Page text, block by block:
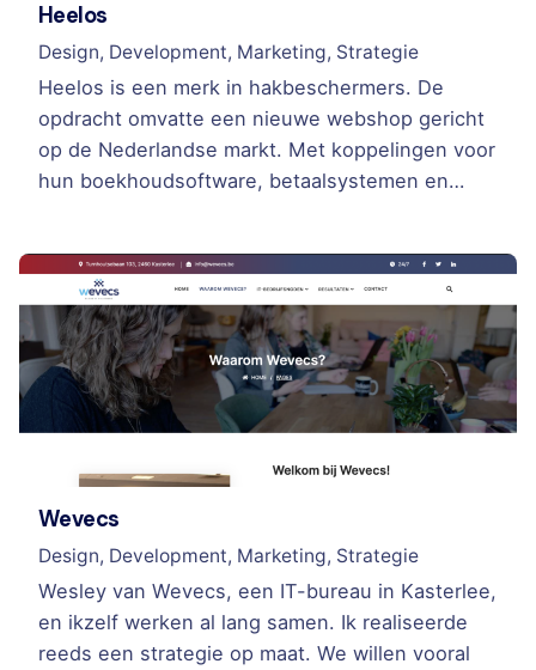
Heelos
Design Development Marketing Strategie
Heelos is een merk in hakbeschermers. De
opdracht omvatte een nieuwe webshop gericht
op de Nederlandse markt. Met koppelingen voor
hun boekhoudsoftware, betaalsystemen en…
Wevecs
Design Development Marketing Strategie
Wesley van Wevecs, een IT-bureau in Kasterlee,
en ikzelf werken al lang samen. Ik realiseerde
reeds een strategie op maat. We willen vooral